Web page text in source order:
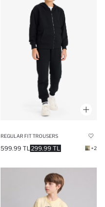
REGULAR FIT TROUSERS
299.99 TL
599.99 TL +2